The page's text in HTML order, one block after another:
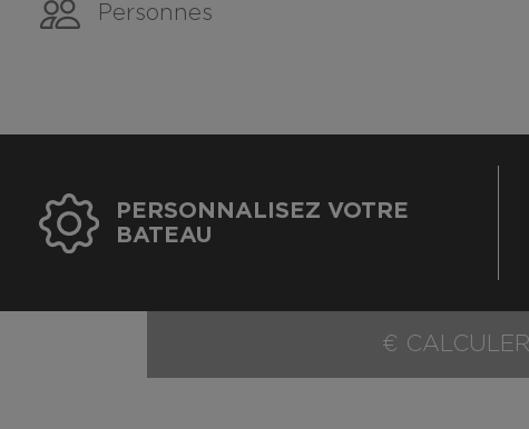
Personnes
PERSONNALISEZ VOTRE
BATEAU
€